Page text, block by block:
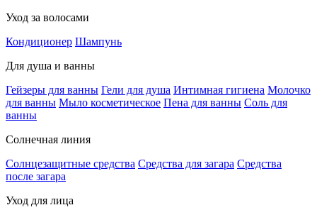
Уход за волосами
Кондиционер Шампунь
Для душа и ванны
Гейзеры для ванны Гели для душа Интимная гигиена Молочко
для ванны Мыло косметическое Пена для ванны Соль для
ванны
Солнечная линия
Солнцезащитные средства Средства для загара Средства
после загара
Уход для лица